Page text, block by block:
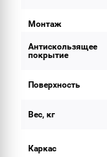
Монтаж
Антискользящее
покрытие
Поверхность
Вес, кг
Каркас